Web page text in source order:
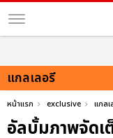
แกลเลอรี
หน้าแรก exclusive แกล
อัลบั้มภาพจัดเ